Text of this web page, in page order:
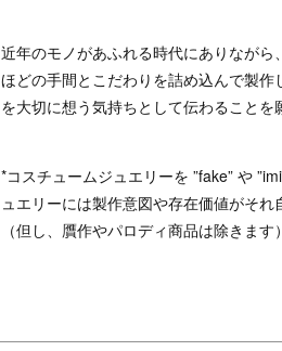
近年のモノがあふれる時代にありなが
ほどの手間とこだわりを詰め込んで製
を大切に想う気持ちとして伝わること
*コスチュームジュエリーを ”fake” や
ュエリーには製作意図や存在価値がそ
（但し、贋作やパロディ商品は除きます）